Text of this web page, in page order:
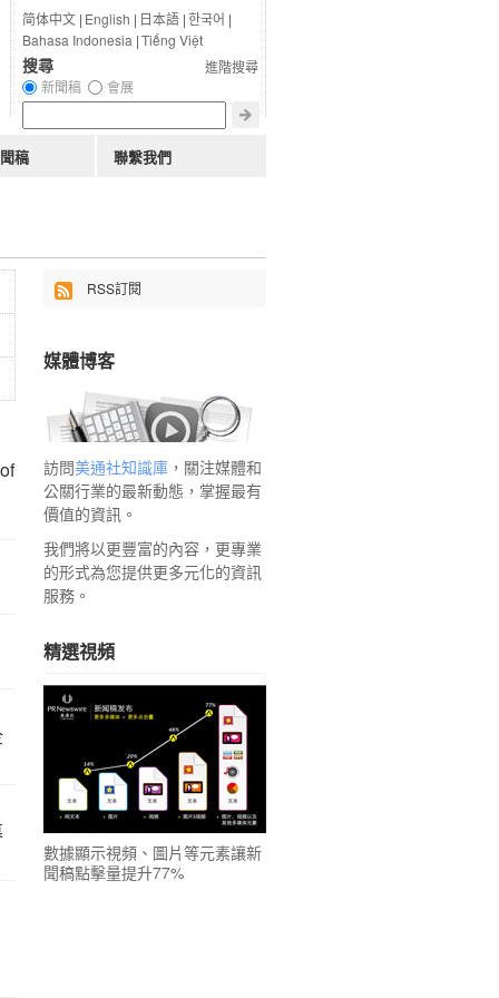
RSS訂閱
媒體博客
訪問美通社知識庫，關注媒體和
公關行業的最新動態，掌握最有
價值的資訊。
我們將以更豐富的內容，更專業
的形式為您提供更多元化的資訊
服務。
精選視頻
數據顯示視頻、圖片等元素讓新
聞稿點擊量提升77%
简体中文| English | 日本語|한국어 |
Bahasa Indonesia |Tiếng Việt
進階搜尋
搜尋
新聞稿 會展
稿 聯繫我們